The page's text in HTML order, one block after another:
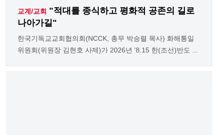
교계/교회 "적대를 종식하고 평화적 공존의 길로
나아가길"
한국기독교교회협의회(NCCK, 총무 박승렬 목사) 화해통일
위원회(위원장 김현호 사제)가 2026년 '8.15 한(조선)반도 ...